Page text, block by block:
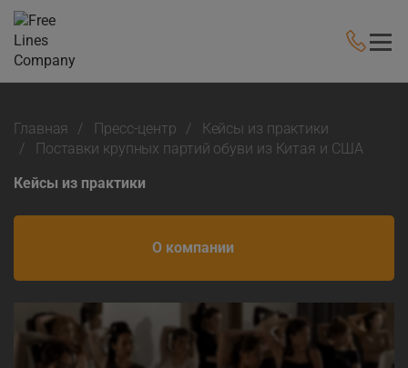
Главная Пресс-центр
Кейсы из практики
Поставки крупных партий обуви из Китая и США
Кейсы из практики
О компании